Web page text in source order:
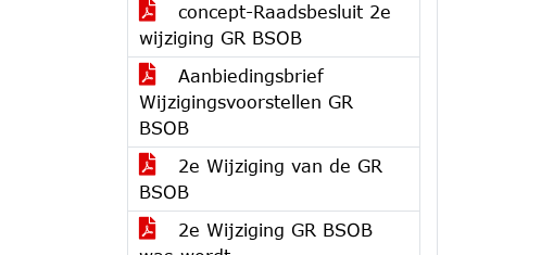
concept-Raadsbesluit 2e
wijziging GR BSOB
Aanbiedingsbrief
Wijzigingsvoorstellen GR
BSOB
2e Wijziging van de GR
BSOB
2e Wijziging GR BSOB